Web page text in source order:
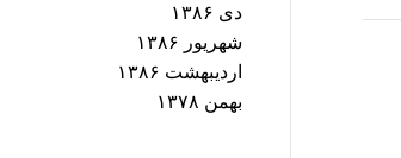
دی ۱۳۸۶
شهریور ۱۳۸۶
اردیبهشت ۱۳۸۶
بهمن ۱۳۷۸